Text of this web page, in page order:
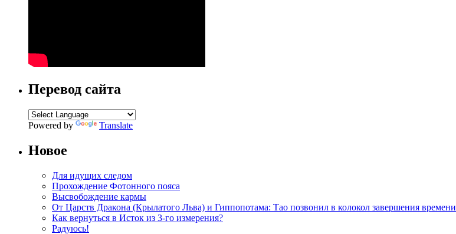
Перевод сайта
Powered by Translate
Новое
Для идущих следом
Прохождение Фотонного пояса
Высвобождение кармы
От Царств Дракона (Крылатого Льва) и Гиппопотама: Тао позвонил в колокол завершения времени
Как вернуться в Исток из 3-го измерения?
Радуюсь!